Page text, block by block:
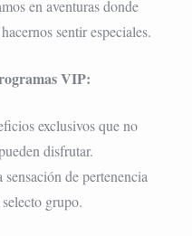
en aventuras donde
sentir especiales.
VIP:
exclusivos que no
disfrutar.
de pertenencia
grupo.